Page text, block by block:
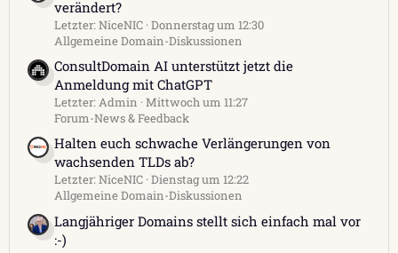
verändert?
Letzter: NiceNIC Donnerstag um 12:30
Allgemeine Domain-Diskussionen
ConsultDomain AI unterstützt jetzt die
Anmeldung mit ChatGPT
Letzter: Admin Mittwoch um 11:27
Forum-News & Feedback
Halten euch schwache Verlängerungen von
wachsenden TLDs ab?
Letzter: NiceNIC Dienstag um 12:22
Allgemeine Domain-Diskussionen
Langjähriger Domains stellt sich einfach mal vor
:-)